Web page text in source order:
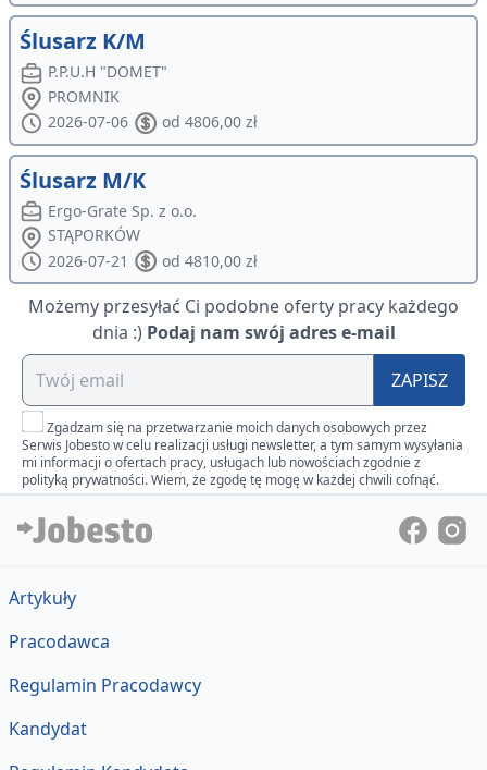
Ślusarz K/M
P.P.U.H "DOMET"
PROMNIK
2026-07-06
od 4806,00 zł
Ślusarz M/K
Ergo-Grate Sp. z o.o.
STĄPORKÓW
2026-07-21
od 4810,00 zł
Możemy przesyłać Ci podobne oferty pracy każdego
dnia :) Podaj nam swój adres e-mail
ZAPISZ
Zgadzam się na przetwarzanie moich danych osobowych przez
Serwis Jobesto w celu realizacji usługi newsletter, a tym samym wysyłania
mi informacji o ofertach pracy, usługach lub nowościach zgodnie z
polityką prywatności. Wiem, że zgodę tę mogę w każdej chwili cofnąć.
Artykuły
Pracodawca
Regulamin Pracodawcy
Kandydat